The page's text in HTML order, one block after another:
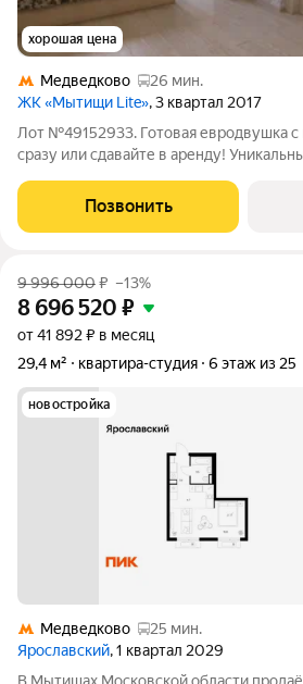
хорошая цена
Медведково
26 мин.
ЖК «Мытищи Lite», 3 квартал 2017
Лот №49152933. Готовая евродвушка с
сразу или сдавайте в аренду!
уютная квартира евроформата в ЖК
монолитно-кирпичном доме 2017 года
Позвонить
9 996 000₽ –13%
8 696 520 ₽
от 41 892 ₽ в месяц
29,4 м²
квартира-студия 6 этаж из 25
новостройка
Медведково
25 мин.
Ярославский, 1 квартал 2029